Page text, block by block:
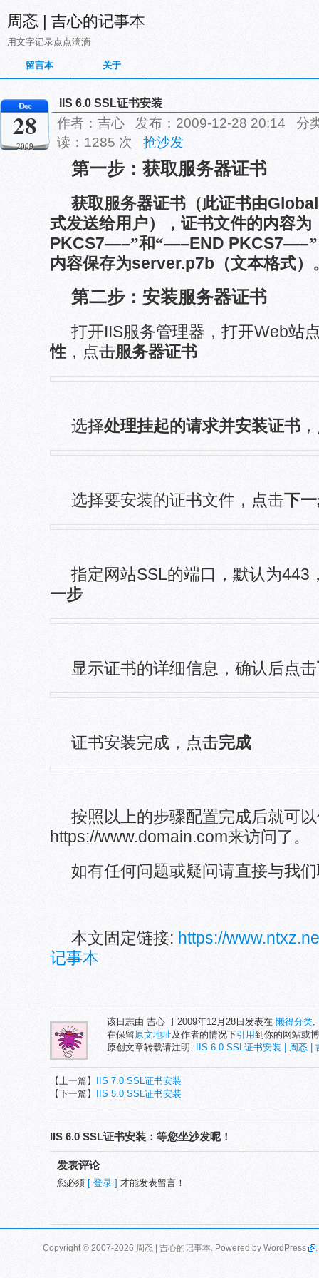
周忞 | 吉心的记事本
用文字记录点点滴滴
留言本 关于
Dec
28
2009
IIS 6.0 SSL证书安装
作者：吉心 发布：2009-12-28 20:14 分
读：1285 次 抢沙发
第一步：获取服务器证书
获取服务器证书（此证书由
式发送给用户），证书文件的内容为
PKCS7—–”和“—–END PKCS7—–
内容保存为server.p7b （文本格式）
第二步：安装服务器证书
打开IIS服务管理器，打开Web站
性 ，点击服务器证书
选择处理挂起的请求并安装证书
选择要安装的证书文件，点击下
指定网站SSL的端口，默认为443
一步
显示证书的详细信息，确认后点击
证书安装完成，点击完成
按照以上的步骤配置完成后就可
https://www.domain.com来访问了。
如有任何问题或疑问请直接与我
本文固定链接: https://
记事本
该日志由 吉心 于2009年12月28日发表在懒得分类,
在保留原文地址及作者的情况下引用到你的网站或
原创文章转载请注明:
IIS 6.0 SSL证书安装 | 周忞 |
【上一篇】
IIS 7.0 SSL证书安装
【下一篇】
IIS 5.0 SSL证书安装
IIS 6.0 SSL证书安装：等您坐沙发呢！
发表评论
您必须 [ 登录 ] 才能发表留言！
Copyright © 2007-2026 周忞 | 吉心的记事本. Powered by WordPress